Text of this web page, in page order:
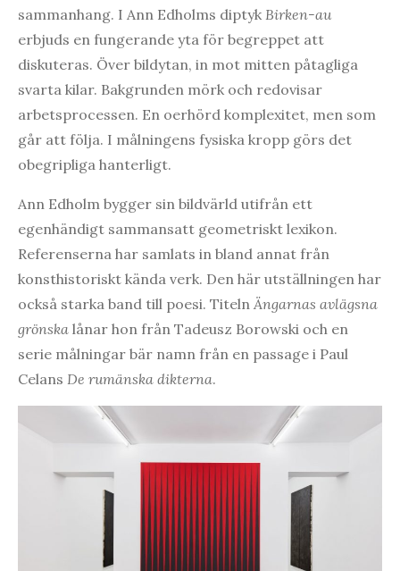
sammanhang. I Ann Edholms diptyk Birken-au
erbjuds en fungerande yta för begreppet att
diskuteras. Över bildytan, in mot mitten påtagliga
svarta kilar. Bakgrunden mörk och redovisar
arbetsprocessen. En oerhörd komplexitet, men som
går att följa. I målningens fysiska kropp görs det
obegripliga hanterligt.
Ann Edholm bygger sin bildvärld utifrån ett
egenhändigt sammansatt geometriskt lexikon.
Referenserna har samlats in bland annat från
konsthistoriskt kända verk. Den här utställningen har
också starka band till poesi. Titeln Ängarnas avlägsna
grönska lånar hon från Tadeusz Borowski och en
serie målningar bär namn från en passage i Paul
Celans De rumänska dikterna.